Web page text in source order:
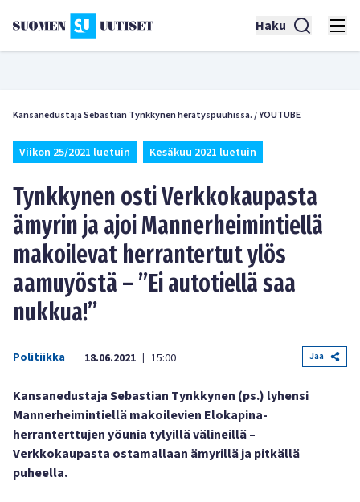
Haku
Kansanedustaja Sebastian Tynkkynen herätyspuuhissa./YOUTUBE
Viikon 25/2021 luetuin Kesäkuu 2021 luetuin
Tynkkynen osti Verkkokaupasta
ämyrin ja ajoi Mannerheimintiellä
makoilevat herrantertut ylös
aamuyöstä – ”Ei autotiellä saa
nukkua!”
Politiikka 18.06.2021 | 15:00 Jaa
Kansanedustaja Sebastian Tynkkynen (ps.) lyhensi
Mannerheimintiellä makoilevien Elokapina-
herranterttujen yöunia tylyillä välineillä –
Verkkokaupasta ostamallaan ämyrillä ja pitkällä
puheella.